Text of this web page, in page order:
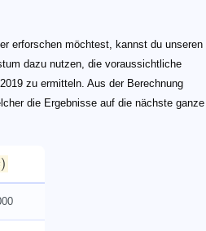
erforschen möchtest, kannst du unseren
dazu nutzen, die voraussichtliche
zu ermitteln. Aus der Berechnung
die Ergebnisse auf die nächste ganze
)